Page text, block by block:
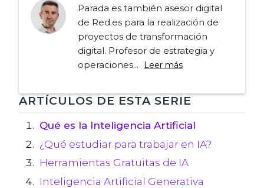
Parada es también asesor digital
de Red.es para la realización de
proyectos de transformación
digital. Profesor de estrategia y
operaciones...
Leer más
Navegación
de
entradas
ARTÍCULOS DE ESTA SERIE
Qué es la Inteligencia Artificial
¿Qué estudiar para trabajar en IA?
Herramientas Gratuitas de IA
Inteligencia Artificial Generativa